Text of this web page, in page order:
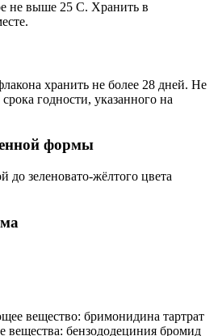
не выше 25 C. Хранить в
хранить не более 28 дней. Не
годности, указанного на
формы
до зеленовато-жёлтого цвета
вещество: бримонидина тартрат
вещества: бензододециния бромид